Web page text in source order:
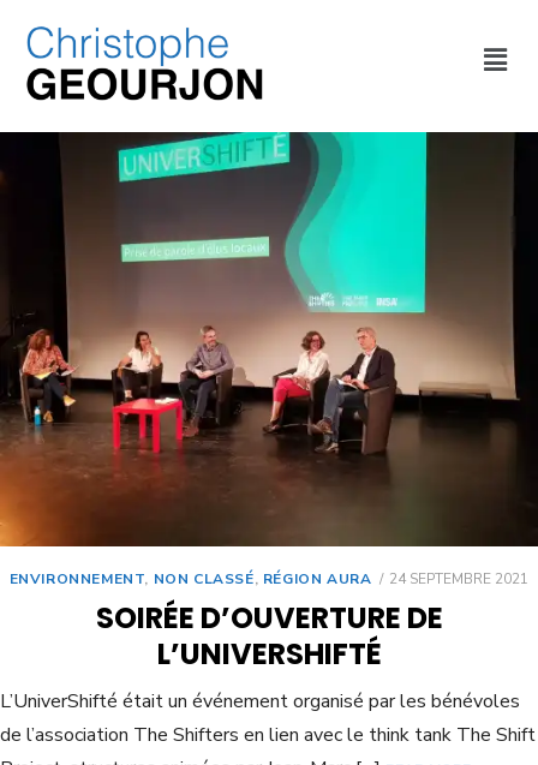
CATÉGORIE :
ENVIRONNEMENT, NON CLASSÉ, RÉGION AURA 24 SEPTEMBRE 2021
SOIRÉE D’OUVERTURE DE
L’UNIVERSHIFTÉ
L’UniverShifté était un événement organisé par les bénévoles
de l’association The Shifters en lien avec le think tank The Shift